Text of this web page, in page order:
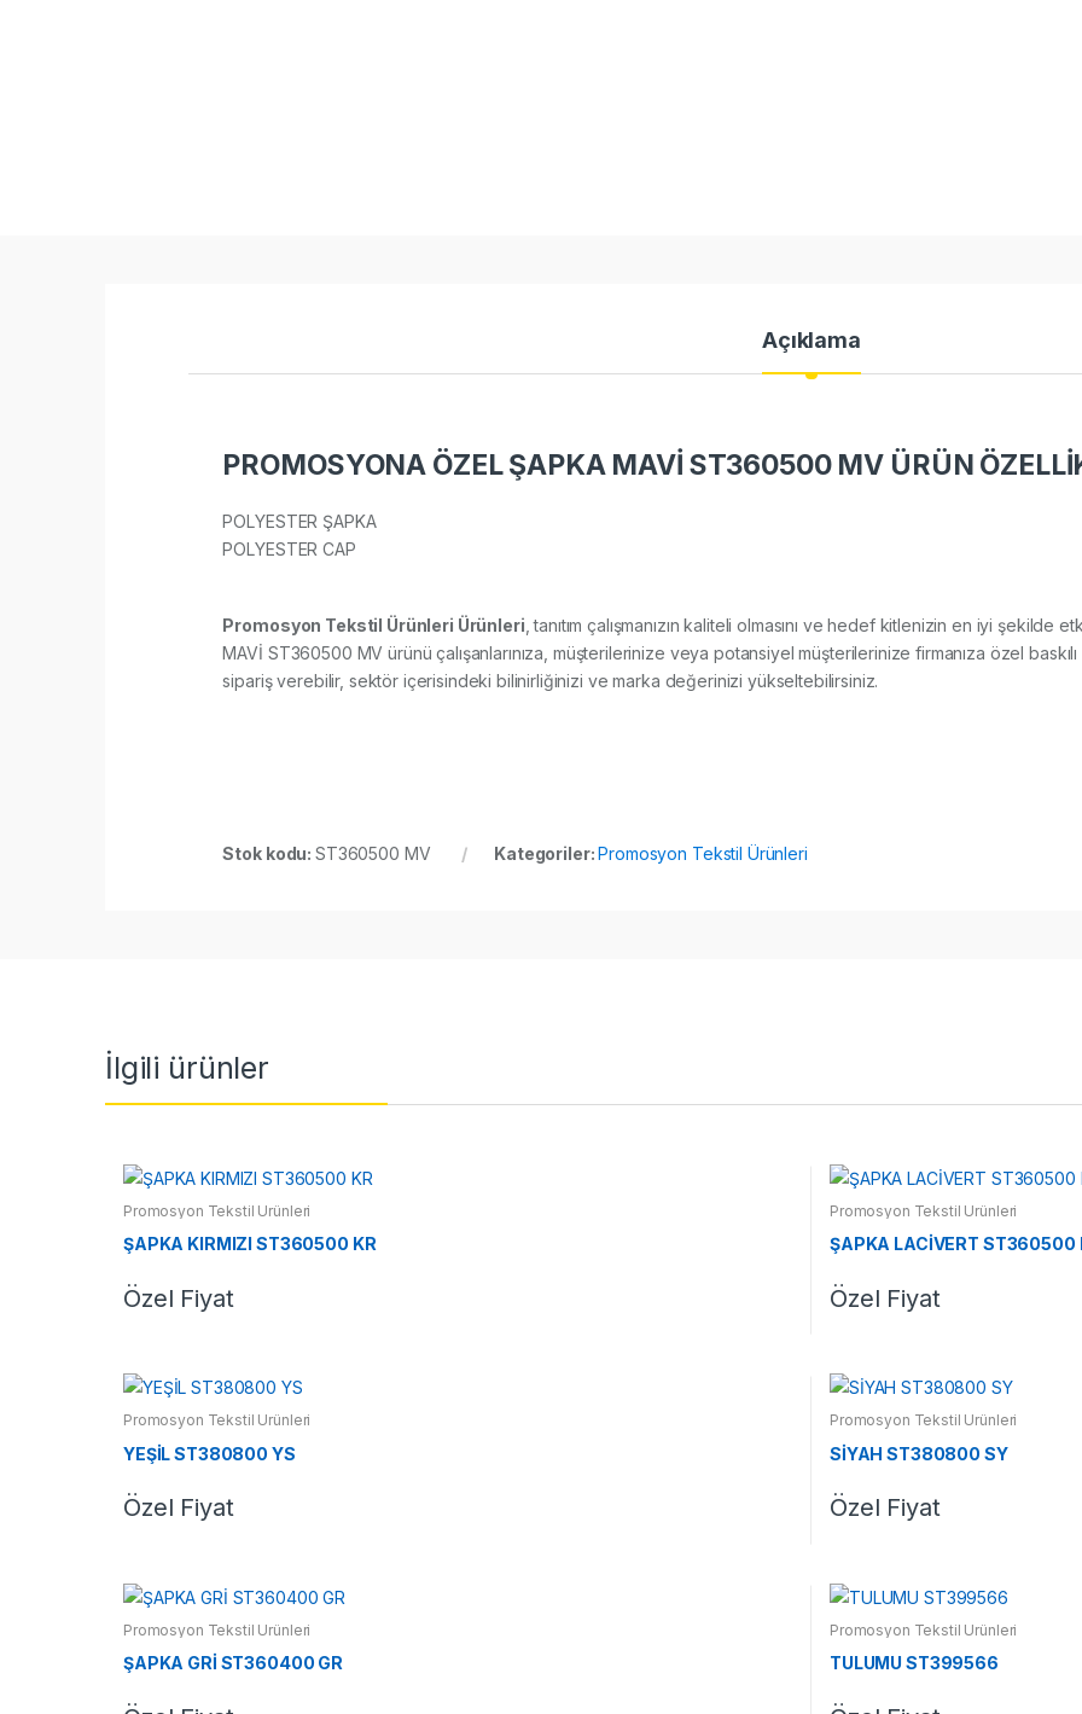
Açıklama
PROMOSYONA ÖZEL ŞAPKA MAVİ ST360500 MV ÜRÜN
POLYESTER ŞAPKA
POLYESTER CAP
Promosyon Tekstil Ürünleri Ürünleri , tanıtım çalışmanızın kaliteli olmasını ve hedef kitlenizin en iyi şekilde
MAVİ ST360500 MV ürünü çalışanlarınıza, müşterilerinize veya potansiyel müşterilerinize firmanıza özel
sipariş verebilir, sektör içerisindeki bilinirliğinizi ve marka değerinizi yükseltebilirsiniz.
Stok kodu: ST360500 MV Kategoriler:Promosyon Tekstil Ürünleri
İlgili ürünler
Promosyon Tekstil Ürünleri
ŞAPKA KIRMIZI ST360500 KR
Özel Fiyat
Promosyon Tekstil Ürünleri
ŞAPKA LACİVERT ST360500
Özel Fiyat
Promosyon Tekstil Ürünleri
YEŞİL ST380800 YS
Özel Fiyat
Promosyon Tekstil Ürünleri
SİYAH ST380800 SY
Özel Fiyat
Promosyon Tekstil Ürünleri
ŞAPKA GRİ ST360400 GR
Promosyon Tekstil Ürünleri
TULUMU ST399566